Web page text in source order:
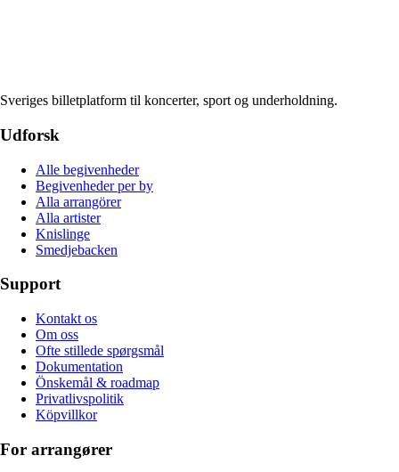
Sveriges billetplatform til koncerter, sport og underholdning.
Udforsk
Alle begivenheder
Begivenheder per by
Alla arrangörer
Alla artister
Knislinge
Smedjebacken
Support
Kontakt os
Om oss
Ofte stillede spørgsmål
Dokumentation
Önskemål & roadmap
Privatlivspolitik
Köpvillkor
For arrangører